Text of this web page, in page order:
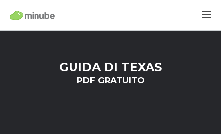
GUIDA DI TEXAS
PDF GRATUITO